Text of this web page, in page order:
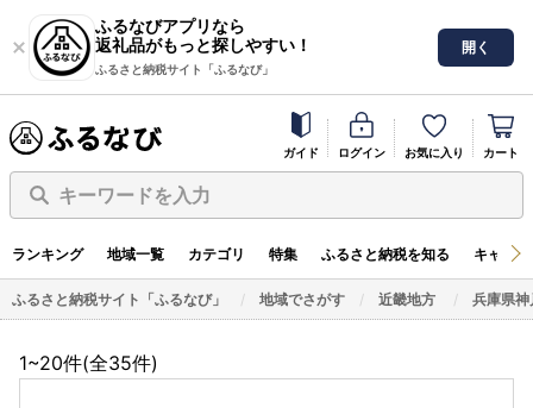
ふるなびアプリなら
返礼品がもっと探しやすい！
ふるさと納税サイト「ふるなび」
開く
ガイド ログイン お気に入り カート
キーワードを入力
ランキング 地域一覧 カテゴリ 特集 ふるさと納税を知る キャン
ふるさと納税サイト「ふるなび」 地域でさがす 近畿地方 兵庫県神
1~20件(全35件)